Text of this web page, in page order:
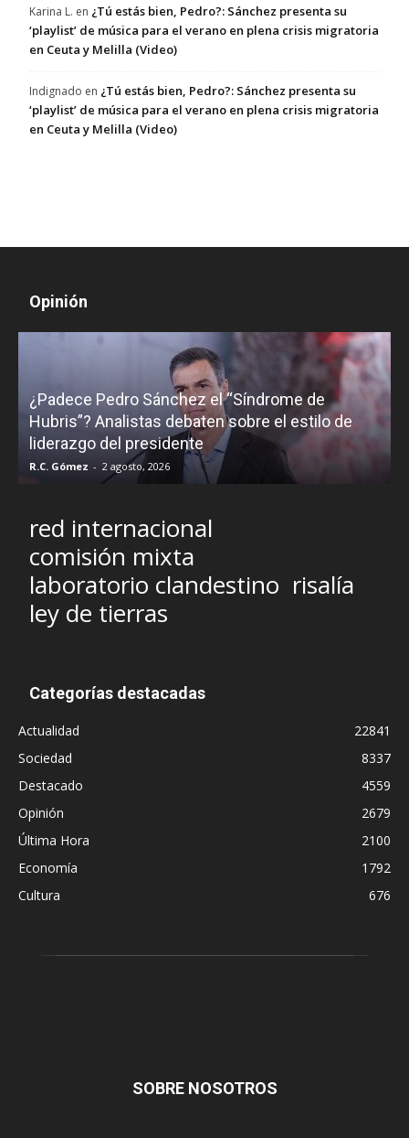
Karina L. en ¿Tú estás bien, Pedro?: Sánchez presenta su
‘playlist’ de música para el verano en plena crisis migratoria
en Ceuta y Melilla (Video)
Indignado en ¿Tú estás bien, Pedro?: Sánchez presenta su
‘playlist’ de música para el verano en plena crisis migratoria
en Ceuta y Melilla (Video)
Opinión
¿Padece Pedro Sánchez el “Síndrome de
Hubris”? Analistas debaten sobre el estilo de
liderazgo del presidente
R.C. Gómez - 2 agosto, 2026
red internacional
comisión mixta
laboratorio clandestino risalía
ley de tierras
Categorías destacadas
Actualidad
22841
Sociedad
8337
Destacado
4559
Opinión
2679
Última Hora
2100
Economía
1792
Cultura
676
SOBRE NOSOTROS